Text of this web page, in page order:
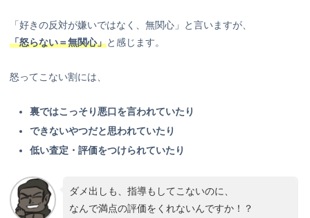
「好きの反対が嫌いではなく、無関心」と言いますが、
「怒らない＝無関心」と感じます。
怒ってこない割には、
裏ではこっそり悪口を言われていたり
できないやつだと思われていたり
低い査定・評価をつけられていたり
ダメ出しも、指導もしてこないのに、
なんで満点の評価をくれないんですか！？